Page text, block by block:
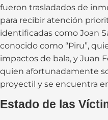
fueron trasladados de
para recibir atención
identificadas como Joan
conocido como “Piru”,
impactos de bala, y Juan
quien afortunadamente
proyectil y se encuentra
Estado de las